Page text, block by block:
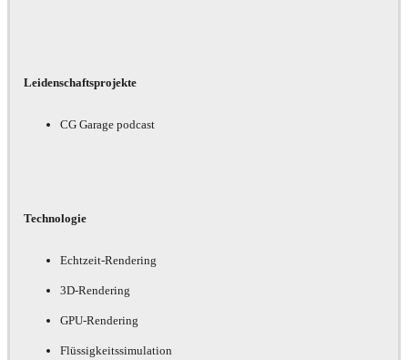
Leidenschaftsprojekte
CG Garage podcast
Technologie
Echtzeit-Rendering
3D-Rendering
GPU-Rendering
Flüssigkeitssimulation